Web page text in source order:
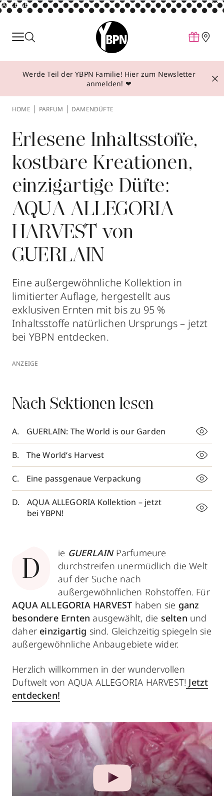
ANZEIGE
Parfum
Make-up
Behandlungen
Über YBPN
Aktionen
Storefinder
Werde Teil der YBPN Familie! Hier zum Newsletter
anmelden! ❤
HOME PARFUM DAMENDÜFTE
Erlesene Inhaltsstoffe,
kostbare Kreationen,
einzigartige Düfte:
AQUA ALLEGORIA
HARVEST von
GUERLAIN
Eine außergewöhnliche Kollektion in
limitierter Auflage, hergestellt aus
exklusiven Ernten mit bis zu 95 %
Inhaltsstoffe natürlichen Ursprungs – jetzt
bei YBPN entdecken.
ANZEIGE
Nach Sektionen lesen
GUERLAIN: The World is our Garden
The World‘s Harvest
Eine passgenaue Verpackung
AQUA ALLEGORIA Kollektion – jetzt
bei YBPN!
D
ie GUERLAIN Parfumeure
durchstreifen unermüdlich die Welt
auf der Suche nach
außergewöhnlichen Rohstoffen. Für
AQUA ALLEGORIA HARVEST haben sie ganz
besondere Ernten ausgewählt, die selten und
daher einzigartig sind. Gleichzeitig spiegeln sie
außergewöhnliche Anbaugebiete wider.
Herzlich willkommen in der wundervollen
Duftwelt von AQUA ALLEGORIA HARVEST! Jetzt
entdecken!